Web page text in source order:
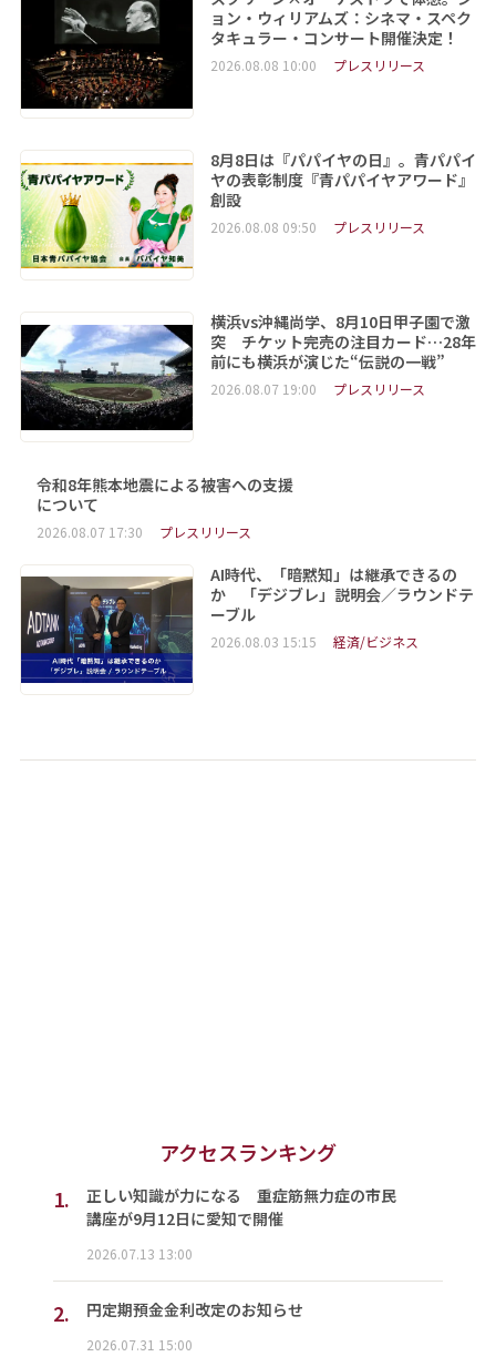
ョン・ウィリアムズ：シネマ・スペク
タキュラー・コンサート開催決定！
2026.08.08 10:00 プレスリリース
8月8日は『パパイヤの日』。青パパイ
ヤの表彰制度『青パパイヤアワード』
創設
2026.08.08 09:50 プレスリリース
横浜vs沖縄尚学、8月10日甲子園で激
突 チケット完売の注目カード…28年
前にも横浜が演じた“伝説の一戦”
2026.08.07 19:00 プレスリリース
令和8年熊本地震による被害への支援
について
2026.08.07 17:30 プレスリリース
AI時代、「暗黙知」は継承できるの
か 「デジブレ」説明会／ラウンドテ
ーブル
2026.08.03 15:15 経済/ビジネス
アクセスランキング
1.
正しい知識が力になる 重症筋無力症の市民
講座が9月12日に愛知で開催
2026.07.13 13:00
2. 円定期預金金利改定のお知らせ
2026.07.31 15:00